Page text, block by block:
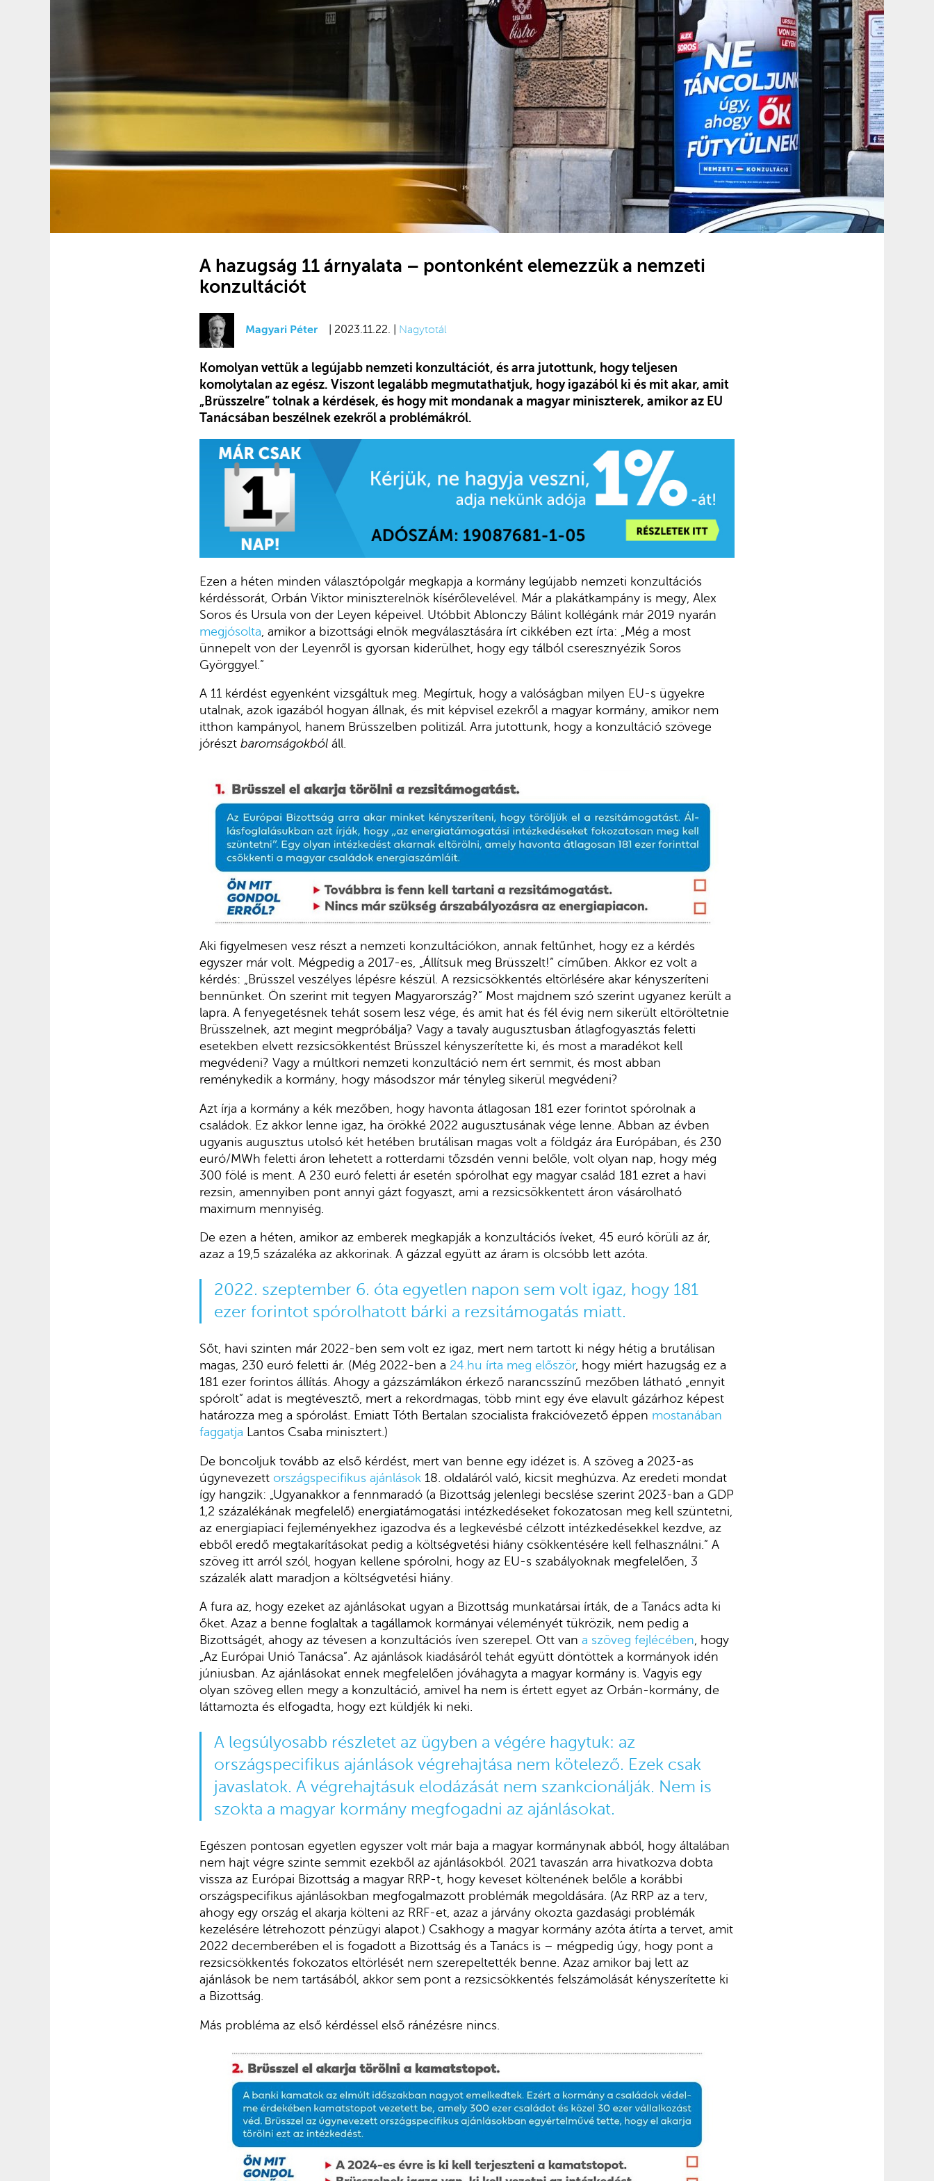
A hazugság 11 árnyalata – pontonként elemezzük a nemzeti
konzultációt
Magyari Péter | 2023.11.22. | Nagytotál
Komolyan vettük a legújabb nemzeti konzultációt, és arra jutottunk, hogy teljesen
komolytalan az egész. Viszont legalább megmutathatjuk, hogy igazából ki és mit akar, amit
„Brüsszelre” tolnak a kérdések, és hogy mit mondanak a magyar miniszterek, amikor az EU
Tanácsában beszélnek ezekről a problémákról.
Ezen a héten minden választópolgár megkapja a kormány legújabb nemzeti konzultációs
kérdéssorát, Orbán Viktor miniszterelnök kísérőlevelével. Már a plakátkampány is megy, Alex
Soros és Ursula von der Leyen képeivel. Utóbbit Ablonczy Bálint kollégánk már 2019 nyarán
megjósolta , amikor a bizottsági elnök megválasztására írt cikkében ezt írta: „Még a most
ünnepelt von der Leyenről is gyorsan kiderülhet, hogy egy tálból cseresznyézik Soros
Györggyel.”
A 11 kérdést egyenként vizsgáltuk meg. Megírtuk, hogy a valóságban milyen EU-s ügyekre
utalnak, azok igazából hogyan állnak, és mit képvisel ezekről a magyar kormány, amikor nem
itthon kampányol, hanem Brüsszelben politizál. Arra jutottunk, hogy a konzultáció szövege
jórészt baromságokból áll.
Aki figyelmesen vesz részt a nemzeti konzultációkon, annak feltűnhet, hogy ez a kérdés
egyszer már volt. Mégpedig a 2017-es, „Állítsuk meg Brüsszelt!” címűben. Akkor ez volt a
kérdés: „Brüsszel veszélyes lépésre készül. A rezsicsökkentés eltörlésére akar kényszeríteni
bennünket. Ön szerint mit tegyen Magyarország?” Most majdnem szó szerint ugyanez került a
lapra. A fenyegetésnek tehát sosem lesz vége, és amit hat és fél évig nem sikerült eltöröltetnie
Brüsszelnek, azt megint megpróbálja? Vagy a tavaly augusztusban átlagfogyasztás feletti
esetekben elvett rezsicsökkentést Brüsszel kényszerítette ki, és most a maradékot kell
megvédeni? Vagy a múltkori nemzeti konzultáció nem ért semmit, és most abban
reménykedik a kormány, hogy másodszor már tényleg sikerül megvédeni?
Azt írja a kormány a kék mezőben, hogy havonta átlagosan 181 ezer forintot spórolnak a
családok. Ez akkor lenne igaz, ha örökké 2022 augusztusának vége lenne. Abban az évben
ugyanis augusztus utolsó két hetében brutálisan magas volt a földgáz ára Európában, és 230
euró/MWh feletti áron lehetett a rotterdami tőzsdén venni belőle, volt olyan nap, hogy még
300 fölé is ment. A 230 euró feletti ár esetén spórolhat egy magyar család 181 ezret a havi
rezsin, amennyiben pont annyi gázt fogyaszt, ami a rezsicsökkentett áron vásárolható
maximum mennyiség.
De ezen a héten, amikor az emberek megkapják a konzultációs íveket, 45 euró körüli az ár,
azaz a 19,5 százaléka az akkorinak. A gázzal együtt az áram is olcsóbb lett azóta.
2022. szeptember 6. óta egyetlen napon sem volt igaz, hogy 181
ezer forintot spórolhatott bárki a rezsitámogatás miatt.
Sőt, havi szinten már 2022-ben sem volt ez igaz, mert nem tartott ki négy hétig a brutálisan
magas, 230 euró feletti ár. (Még 2022-ben a 24.hu írta meg először, hogy miért hazugság ez a
181 ezer forintos állítás. Ahogy a gázszámlákon érkező narancsszínű mezőben látható „ennyit
spórolt” adat is megtévesztő, mert a rekordmagas, több mint egy éve elavult gázárhoz képest
határozza meg a spórolást. Emiatt Tóth Bertalan szocialista frakcióvezető éppen mostanában
faggatja Lantos Csaba minisztert.)
De boncoljuk tovább az első kérdést, mert van benne egy idézet is. A szöveg a 2023-as
úgynevezett országspecifikus ajánlások 18. oldaláról való, kicsit meghúzva. Az eredeti mondat
így hangzik: „Ugyanakkor a fennmaradó (a Bizottság jelenlegi becslése szerint 2023-ban a GDP
1,2 százalékának megfelelő) energiatámogatási intézkedéseket fokozatosan meg kell szüntetni,
az energiapiaci fejleményekhez igazodva és a legkevésbé célzott intézkedésekkel kezdve, az
ebből eredő megtakarításokat pedig a költségvetési hiány csökkentésére kell felhasználni.” A
szöveg itt arról szól, hogyan kellene spórolni, hogy az EU-s szabályoknak megfelelően, 3
százalék alatt maradjon a költségvetési hiány.
A fura az, hogy ezeket az ajánlásokat ugyan a Bizottság munkatársai írták, de a Tanács adta ki
őket. Azaz a benne foglaltak a tagállamok kormányai véleményét tükrözik, nem pedig a
Bizottságét, ahogy az tévesen a konzultációs íven szerepel. Ott van a szöveg fejlécében, hogy
„Az Európai Unió Tanácsa”. Az ajánlások kiadásáról tehát együtt döntöttek a kormányok idén
júniusban. Az ajánlásokat ennek megfelelően jóváhagyta a magyar kormány is. Vagyis egy
olyan szöveg ellen megy a konzultáció, amivel ha nem is értett egyet az Orbán-kormány, de
láttamozta és elfogadta, hogy ezt küldjék ki neki.
A legsúlyosabb részletet az ügyben a végére hagytuk: az
országspecifikus ajánlások végrehajtása nem kötelező. Ezek csak
javaslatok. A végrehajtásuk elodázását nem szankcionálják. Nem is
szokta a magyar kormány megfogadni az ajánlásokat.
Egészen pontosan egyetlen egyszer volt már baja a magyar kormánynak abból, hogy általában
nem hajt végre szinte semmit ezekből az ajánlásokból. 2021 tavaszán arra hivatkozva dobta
vissza az Európai Bizottság a magyar RRP-t, hogy keveset költenének belőle a korábbi
országspecifikus ajánlásokban megfogalmazott problémák megoldására. (Az RRP az a terv,
ahogy egy ország el akarja költeni az RRF-et, azaz a járvány okozta gazdasági problémák
kezelésére létrehozott pénzügyi alapot.) Csakhogy a magyar kormány azóta átírta a tervet, amit
2022 decemberében el is fogadott a Bizottság és a Tanács is – mégpedig úgy, hogy pont a
rezsicsökkentés fokozatos eltörlését nem szerepeltették benne. Azaz amikor baj lett az
ajánlások be nem tartásából, akkor sem pont a rezsicsökkentés felszámolását kényszerítette ki
a Bizottság.
Más probléma az első kérdéssel első ránézésre nincs.